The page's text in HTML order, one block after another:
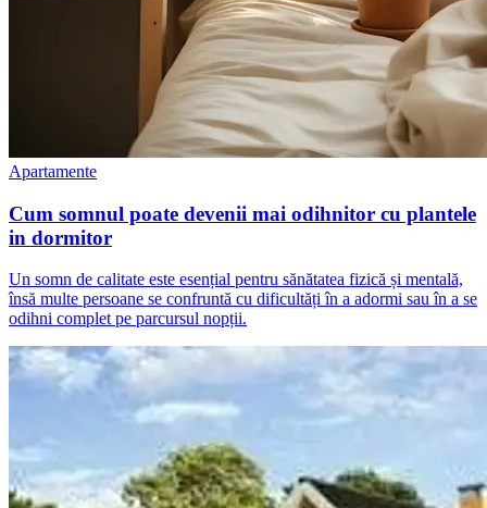
Apartamente
Cum somnul poate devenii mai odihnitor cu plantele
in dormitor
Un somn de calitate este esențial pentru sănătatea fizică și mentală,
însă multe persoane se confruntă cu dificultăți în a adormi sau în a se
odihni complet pe parcursul nopții.